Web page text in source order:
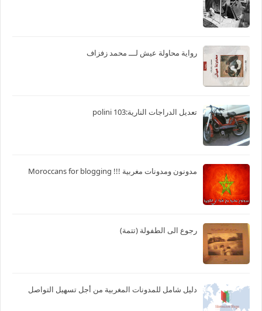
رواية محاولة عيش لـــ محمد زفزاف
تعديل الدراجات النارية:103 polini
مدونون ومدونات مغربية !!! Moroccans for blogging
رجوع الى الطفولة (تتمة)
دليل شامل للمدونات المغربية من أجل تسهيل التواصل